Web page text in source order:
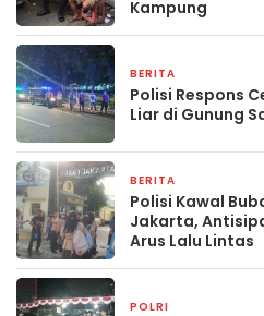
Kampung
BERITA
Polisi Respons
Liar di Gunung
BERITA
Polisi Kawal
Jakarta,
Arus Lalu Lintas
POLRI